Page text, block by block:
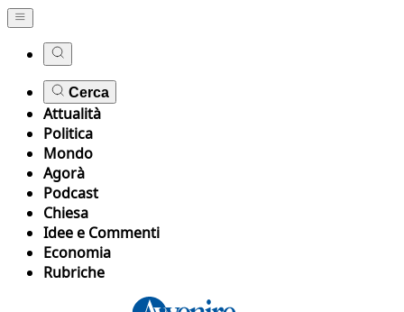
Cerca
Attualità
Politica
Mondo
Agorà
Podcast
Chiesa
Idee e Commenti
Economia
Rubriche